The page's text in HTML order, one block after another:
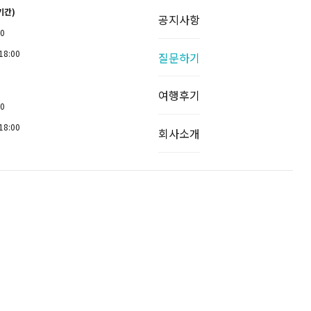
간)
공지사항
질문하기
여행후기
회사소개